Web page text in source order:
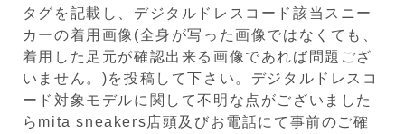
タグを記載し、デジタルドレスコード該当スニー
カーの着用画像(全身が写った画像ではなくても、
着用した足元が確認出来る画像であれば問題ござ
いません。)を投稿して下さい。デジタルドレスコ
ード対象モデルに関して不明な点がございました
らmita sneakers店頭及びお電話にて事前のご確